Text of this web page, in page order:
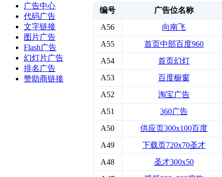
广告中心
代码广告
文字链接
图片广告
Flash广告
幻灯片广告
排名广告
赞助商链接
编号
广告位名称
A56
向南飞
A55
首页中部百度960
A54
首页幻灯
A53
百度橱窗
A52
淘宝广告
A51
360广告
A50
供应页300x100百度
A49
下载页720x70圣才
A48
圣才300x50